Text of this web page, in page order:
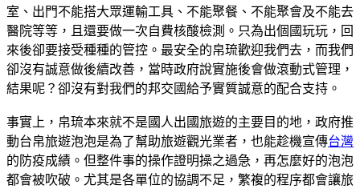
室、出門不能搭大眾運輸工具、不能聚餐、不能聚會及不能去
醫院等等，且還要做一次自費核酸檢測。只為出個國玩玩，回
來後卻要接受種種的管控。最安全的帛琉歡迎我們去，而我們
卻沒有誠意做後續改善，當時政府說實施後會做滾動式管理，
結果呢？卻沒有對我們的邦交國給予實質誠意的配合支持。
事實上，帛琉本來就不是國人出國旅遊的主要目的地，政府推
動台帛旅遊泡泡是為了幫助旅遊觀光業者，也能趁機宣傳台灣
的防疫成績。但整件事的操作證明操之過急，再怎麼好的泡泡
都會被吹破。尤其是各單位的協調不足，繁複的程序都會讓旅